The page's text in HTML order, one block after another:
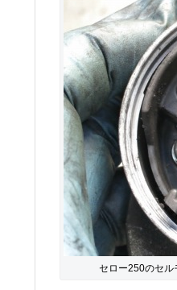
セロー250のセル